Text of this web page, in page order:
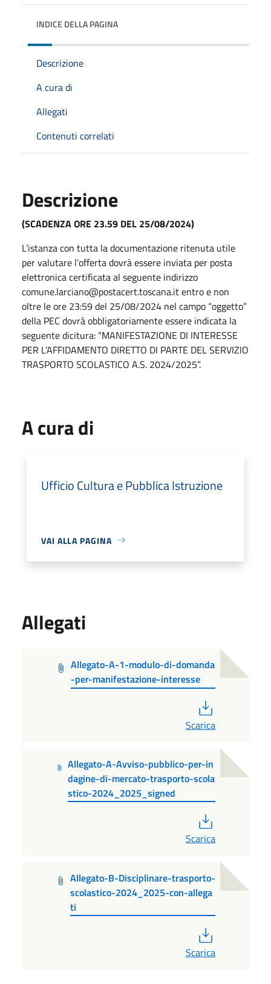
INDICE DELLA PAGINA
Descrizione
A cura di
Allegati
Contenuti correlati
Descrizione
(SCADENZA ORE 23.59 DEL 25/08/2024)
L’istanza con tutta la documentazione ritenuta utile
per valutare l’offerta dovrà essere inviata per posta
elettronica certificata al seguente indirizzo
comune.larciano@postacert.toscana.it entro e non
oltre le ore 23:59 del 25/08/2024 nel campo “oggetto”
della PEC dovrà obbligatoriamente essere indicata la
seguente dicitura: “MANIFESTAZIONE DI INTERESSE
PER L’AFFIDAMENTO DIRETTO DI PARTE DEL SERVIZIO
TRASPORTO SCOLASTICO A.S. 2024/2025”.
A cura di
Ufficio Cultura e Pubblica Istruzione
VAI ALLA PAGINA
Allegati
Allegato-A-1-modulo-di-domanda
-per-manifestazione-interesse
Scarica
Allegato-A-Avviso-pubblico-per-in
dagine-di-mercato-trasporto-scola
stico-2024_2025_signed
Scarica
Allegato-B-Disciplinare-trasporto-
scolastico-2024_2025-con-allega
ti
Scarica